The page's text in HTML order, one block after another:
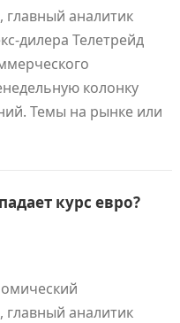
главный аналитик
дилера Телетрейд
колонку
Темы на рынке или
курс евро?
главный аналитик